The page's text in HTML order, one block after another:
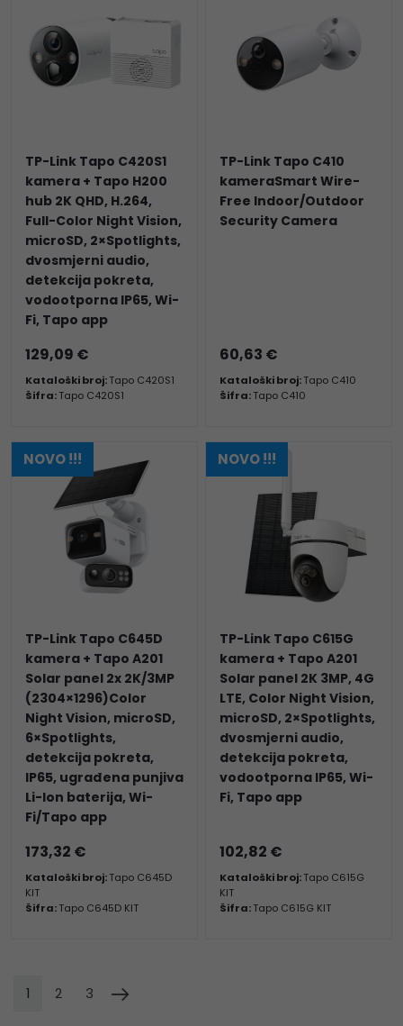
TP-Link Tapo C420S1
kamera + Tapo H200
hub 2K QHD, H.264,
Full-Color Night Vision,
microSD, 2×Spotlights,
dvosmjerni audio,
detekcija pokreta,
vodootporna IP65, Wi-
Fi, Tapo app
129,09 €
Kataloški broj:Tapo C420S1
Šifra:Tapo C420S1
TP-Link Tapo C410
kameraSmart Wire-
Free Indoor/Outdoor
Security Camera
60,63 €
Kataloški broj:Tapo C410
Šifra:Tapo C410
NOVO !!!
TP-Link Tapo C645D
kamera + Tapo A201
Solar panel 2x 2K/3MP
(2304×1296)Color
Night Vision, microSD,
6×Spotlights,
detekcija pokreta,
IP65, ugrađena punjiva
Li-Ion baterija, Wi-
Fi/Tapo app
173,32 €
Kataloški broj:Tapo C645D
KIT
Šifra:Tapo C645D KIT
NOVO !!!
TP-Link Tapo C615G
kamera + Tapo A201
Solar panel 2K 3MP, 4G
LTE, Color Night Vision,
microSD, 2×Spotlights,
dvosmjerni audio,
detekcija pokreta,
vodootporna IP65, Wi-
Fi, Tapo app
102,82 €
Kataloški broj:Tapo C615G
KIT
Šifra:Tapo C615G KIT
1 2 3